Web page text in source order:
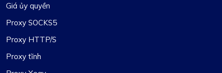
Không tệ
Ban đầu còn nghi ngờ về việc chuyển sang
ProxyCompass, tôi rất ngạc nhiên bởi dịch vụ
mượt mà và vô số tùy chọn có sẵn. Proxy của họ
đáng tin cậy và hiệu quả cho nhu cầu phát triển
Giá ủy quyền
Proxy SOCKS5
Proxy HTTP/S
Proxy tĩnh